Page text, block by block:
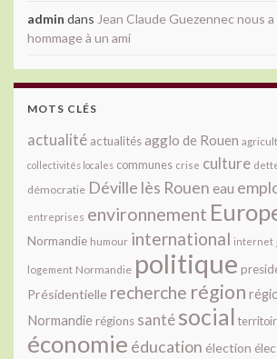
admin dans Jean Claude Guezennec nous
hommage à un ami
MOTS CLÉS
actualité actualitésagglo de Rouen
collectivités locales communes crise culture
démocratie Déville lès Rouen eau
entreprises environnement
Normandie humour international internet
logement Normandie politique
Présidentielle recherche région
Normandie régions santésocial
économie éducation élection